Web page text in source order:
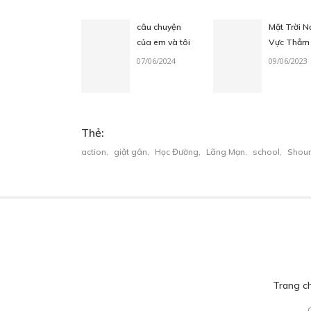
câu chuyện
của em và tôi
07/06/2024
Mặt Trời
Vực Thẳm
09/06/2023
Thẻ:
action, giật gân, Học Đường, Lãng Mạn, school,
Trang